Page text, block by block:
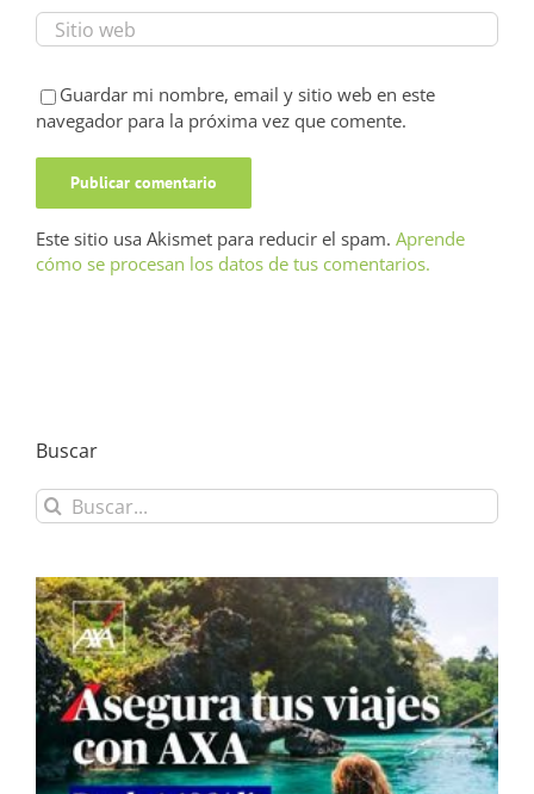
Guardar mi nombre, email y sitio web en este
navegador para la próxima vez que comente.
Este sitio usa Akismet para reducir el spam. Aprende
cómo se procesan los datos de tus comentarios.
Buscar
Buscar: